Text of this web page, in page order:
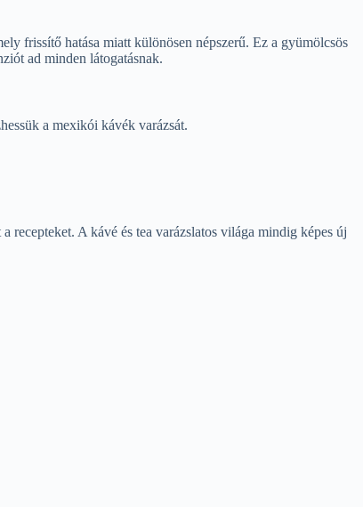
frissítő hatása miatt különösen népszerű. Ez a gyümölcsös
ad minden látogatásnak.
a mexikói kávék varázsát.
A kávé és tea varázslatos világa mindig képes új